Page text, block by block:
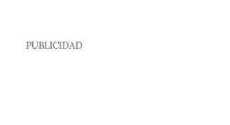
PUBLICIDAD